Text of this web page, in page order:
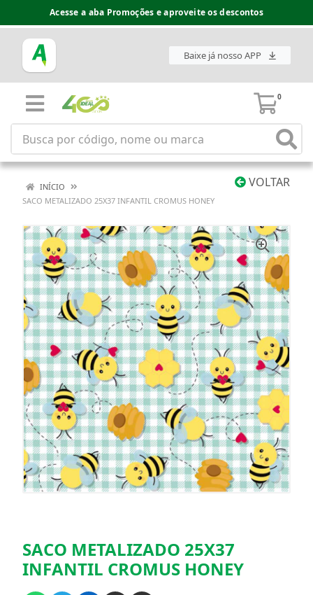
Acesse a aba Promoções e aproveite os descontos
Baixe já nosso APP
0
VOLTAR
INÍCIO
SACO METALIZADO 25X37 INFANTIL CROMUS HONEY
SACO METALIZADO 25X37
INFANTIL CROMUS HONEY